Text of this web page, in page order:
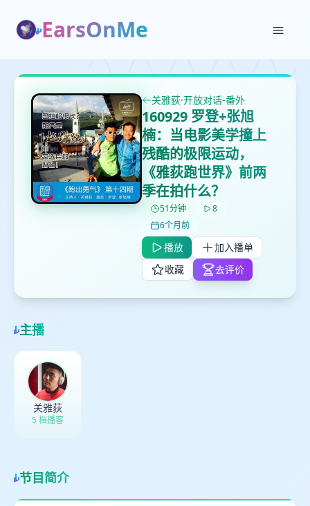
EarsOnMe
关雅荻·开放对话-番外
160929 罗登+张旭
楠：当电影美学撞上
残酷的极限运动，
《雅荻跑世界》前两
季在拍什么？
51分钟
8
6个月前
播放
加入播单
收藏
去评价
主播
关雅荻
5 档播客
节目简介
打分
鼠标下留人
删除确认
取消
加入播单
创建